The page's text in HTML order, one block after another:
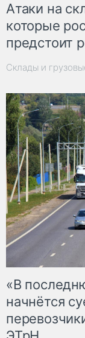
Атаки на
которые
предстоит
Склады и
«В
начнётся